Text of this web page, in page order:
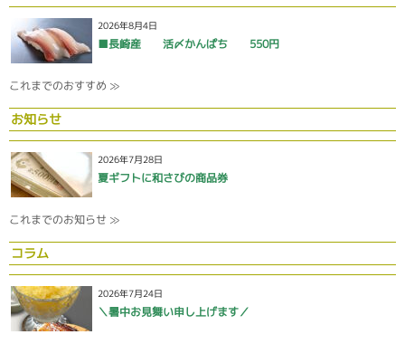
2026年8月4日
■長崎産 活〆かんぱち 550円
これまでのおすすめ ≫
お知らせ
2026年7月28日
夏ギフトに和さびの商品券
これまでのお知らせ ≫
コラム
2026年7月24日
＼暑中お見舞い申し上げます／